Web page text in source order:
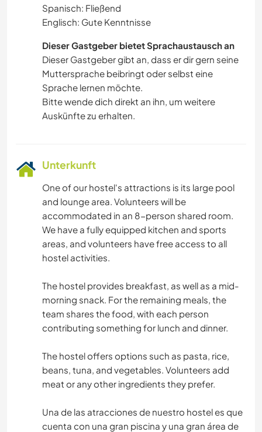
Spanisch: Fließend
Englisch: Gute Kenntnisse
Dieser Gastgeber bietet Sprachaustausch an
Dieser Gastgeber gibt an, dass er dir gern seine
Muttersprache beibringt oder selbst eine
Sprache lernen möchte.
Bitte wende dich direkt an ihn, um weitere
Auskünfte zu erhalten.
Unterkunft
One of our hostel's attractions is its large pool
and lounge area. Volunteers will be
accommodated in an 8-person shared room.
We have a fully equipped kitchen and sports
areas, and volunteers have free access to all
hostel activities.
The hostel provides breakfast, as well as a mid-
morning snack. For the remaining meals, the
team shares the food, with each person
contributing something for lunch and dinner.
The hostel offers options such as pasta, rice,
beans, tuna, and vegetables. Volunteers add
meat or any other ingredients they prefer.
Una de las atracciones de nuestro hostel es que
cuenta con una gran piscina y una gran área de